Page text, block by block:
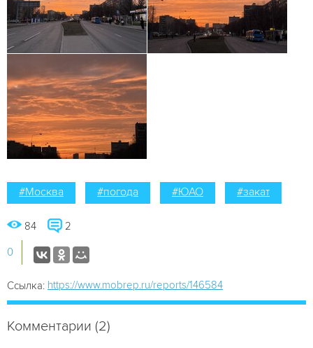
#Москва #погода #ЮАО #закат
84 2
0
Ссылка: https://www.mobrep.ru/reports/146584
Комментарии (2)